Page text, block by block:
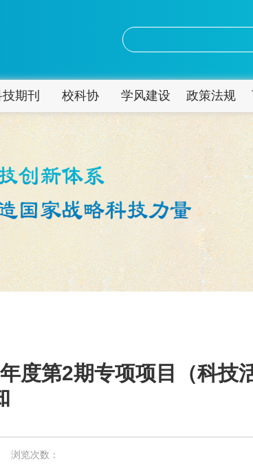
期刊 校科协 学风建设 政策法规
度第2期专项项目（科技
览次数：